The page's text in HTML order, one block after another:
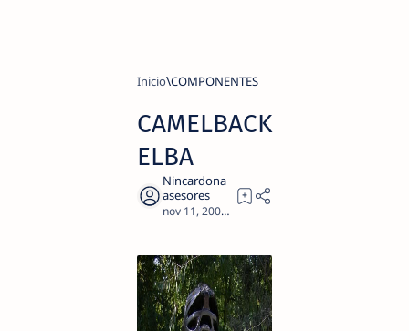
Inicio COMPONENTES
CAMELBACK
ELBA